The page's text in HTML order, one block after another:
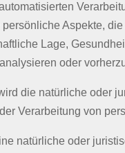
Aspekte,
Lage,
oder
die natürliche oder
Verarbeitung von
natürliche oder